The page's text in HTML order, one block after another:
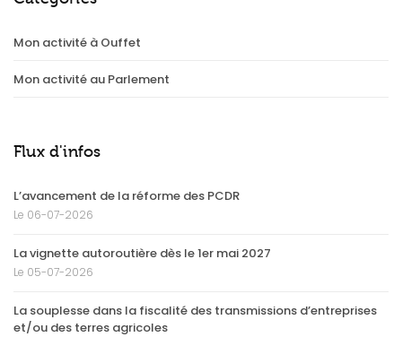
Mon activité à Ouffet
Mon activité au Parlement
Flux d'infos
L’avancement de la réforme des PCDR
Le 06-07-2026
La vignette autoroutière dès le 1er mai 2027
Le 05-07-2026
La souplesse dans la fiscalité des transmissions d’entreprises
et/ou des terres agricoles